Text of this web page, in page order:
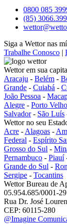
0800 085
(85)
Siga a Wettor nas
Trabalhe Conosco |
Wettor em sua
Aracaju - Belém -
Grande - Cuiabá -
João Pessoa -
Alegre - Porto Velho
Salvador- São Luís
Wettor no seu
Acre - Alagoas -
Federal - Espírito
Grosso do Sul -
Pernambuco - Piauí
Grande do Sul -
Sergipe - Tocantins
Wettor Bureau de
05.954.685/0001-29
Rua Dr. José
CEP: 60115-280
@Imagine